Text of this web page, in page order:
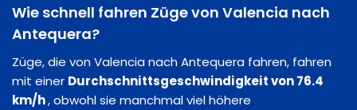
Wie schnell fahren Züge von Valencia nach
Antequera?
Züge, die von Valencia nach Antequera fahren, fahren
mit einer Durchschnittsgeschwindigkeit von 76.4
km/h, obwohl sie manchmal viel höhere